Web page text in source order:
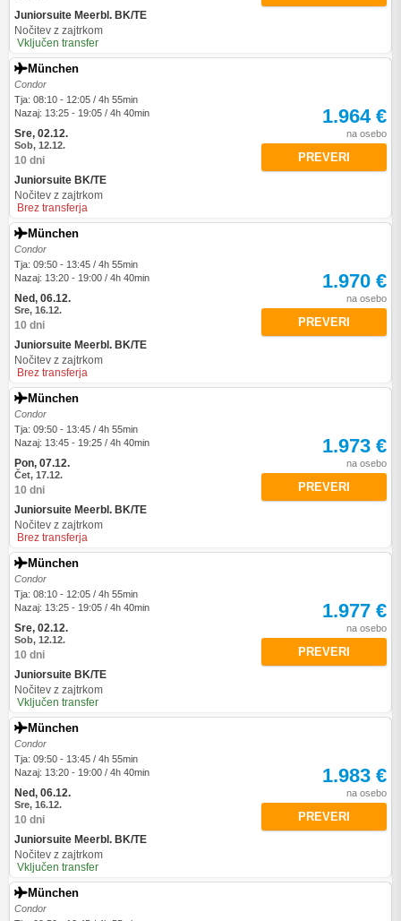
Juniorsuite Meerbl. BK/TE
Nočitev z zajtrkom
Vključen transfer
München
Condor
Tja: 08:10 - 12:05 / 4h 55min
Nazaj: 13:25 - 19:05 / 4h 40min
Sre, 02.12.
Sob, 12.12.
10 dni
Juniorsuite BK/TE
Nočitev z zajtrkom
Brez transferja
1.964 €
na osebo
PREVERI
München
Condor
Tja: 09:50 - 13:45 / 4h 55min
Nazaj: 13:20 - 19:00 / 4h 40min
Ned, 06.12.
Sre, 16.12.
10 dni
Juniorsuite Meerbl. BK/TE
Nočitev z zajtrkom
Brez transferja
1.970 €
na osebo
PREVERI
München
Condor
Tja: 09:50 - 13:45 / 4h 55min
Nazaj: 13:45 - 19:25 / 4h 40min
Pon, 07.12.
Čet, 17.12.
10 dni
Juniorsuite Meerbl. BK/TE
Nočitev z zajtrkom
Brez transferja
1.973 €
na osebo
PREVERI
München
Condor
Tja: 08:10 - 12:05 / 4h 55min
Nazaj: 13:25 - 19:05 / 4h 40min
Sre, 02.12.
Sob, 12.12.
10 dni
Juniorsuite BK/TE
Nočitev z zajtrkom
Vključen transfer
1.977 €
na osebo
PREVERI
München
Condor
Tja: 09:50 - 13:45 / 4h 55min
Nazaj: 13:20 - 19:00 / 4h 40min
Ned, 06.12.
Sre, 16.12.
10 dni
Juniorsuite Meerbl. BK/TE
Nočitev z zajtrkom
Vključen transfer
1.983 €
na osebo
PREVERI
München
Condor